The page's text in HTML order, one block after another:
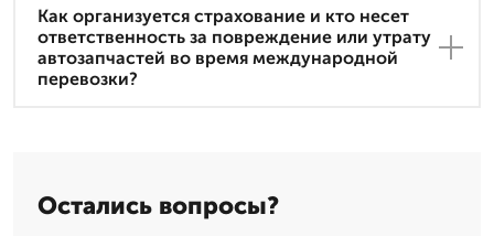
Как организуется страхование и кто несет
ответственность за повреждение или утрату
автозапчастей во время международной
перевозки?
Остались вопросы?